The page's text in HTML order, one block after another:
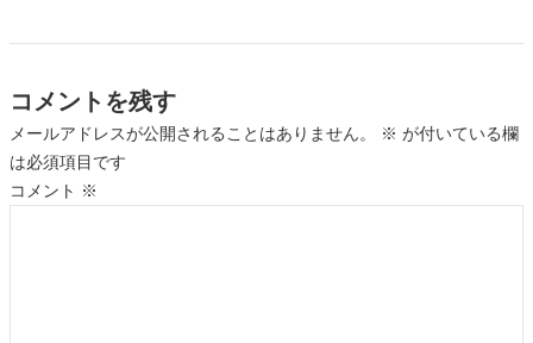
コメントを残す
メールアドレスが公開されることはありません。 ※ が付いている欄
は必須項目です
コメント ※